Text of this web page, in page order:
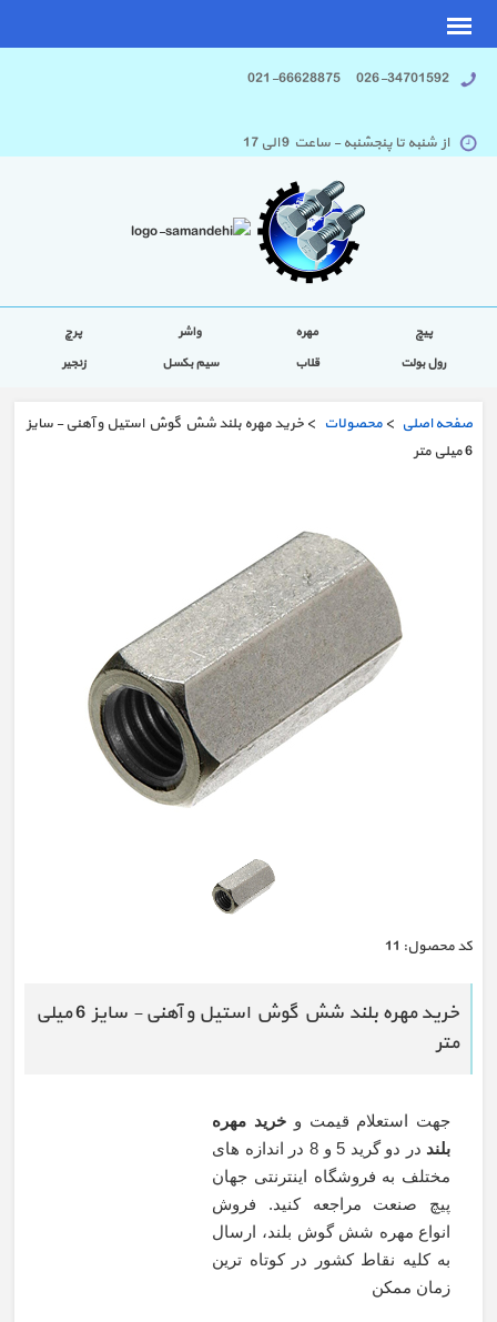
026-34701592 021-66628875
از شنبه تا پنجشنبه - ساعت 9 الی 17
پیچ مهره واشر
پرچ
رول بولت
قلاب سیم بکسل زنجیر
صفحه اصلی >محصولات > خرید مهره بلند شش گوش استیل و آهنی - سایز
6 میلی متر
كد محصول: 11
خرید مهره بلند شش گوش استیل و آهنی - سایز 6 میلی
متر
جهت استعلام قیمت و خرید مهره
بلند
در دو گرید 5 و 8 در اندازه های
مختلف به فروشگاه اینترنتی جهان
پیچ صنعت مراجعه کنید. فروش
انواع مهره شش گوش بلند، ارسال
به کلیه نقاط کشور در کوتاه ترین
زمان ممکن